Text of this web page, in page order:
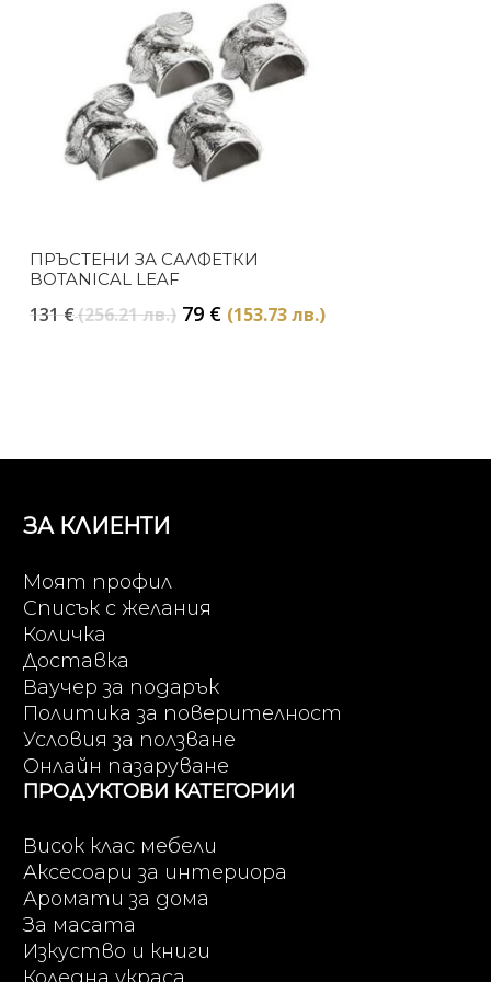
ПРЪСТЕНИ ЗА САЛФЕТКИ
BOTANICAL LEAF
131€(256.21 лв.) Original
79 € (153.73 лв.)Текущата
ЗА КЛИЕНТИ
Моят профил
Списък с желания
Количка
Доставка
Ваучер за подарък
Политика за поверителност
Условия за ползване
Онлайн пазаруване
ПРОДУКТОВИ КАТЕГОРИИ
Висок клас мебели
Аксесоари за интериора
Аромати за дома
За масата
Изкуство и книги